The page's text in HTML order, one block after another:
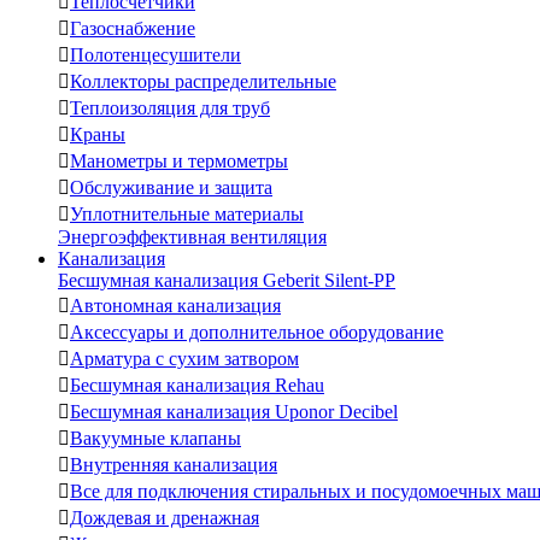
Газоснабжение
Полотенцесушители
Коллекторы распределительные
Теплоизоляция для труб
Краны
Манометры и термометры
Обслуживание и защита
Уплотнительные материалы
Энергоэффективная вентиляция
Канализация
Бесшумная канализация Geberit Silent-PP
Автономная канализация
Аксессуары и дополнительное оборудование
Арматура с сухим затвором
Бесшумная канализация Rehau
Бесшумная канализация Uponor Decibel
Вакуумные клапаны
Внутренняя канализация
Все для подключения стиральных и посудомоечных
Дождевая и дренажная